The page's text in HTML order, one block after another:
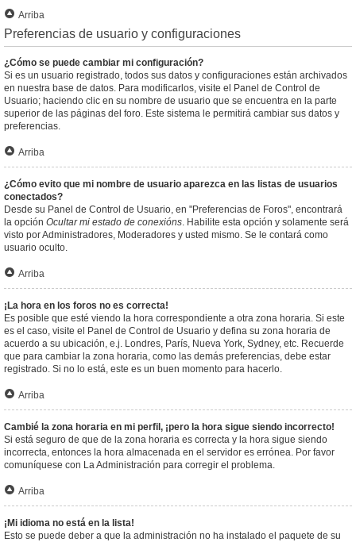
Arriba
Preferencias de usuario y configuraciones
¿Cómo se puede cambiar mi configuración?
Si es un usuario registrado, todos sus datos y configuraciones están archivados
en nuestra base de datos. Para modificarlos, visite el Panel de Control de
Usuario; haciendo clic en su nombre de usuario que se encuentra en la parte
superior de las páginas del foro. Este sistema le permitirá cambiar sus datos y
preferencias.
Arriba
¿Cómo evito que mi nombre de usuario aparezca en las listas de usuarios
conectados?
Desde su Panel de Control de Usuario, en "Preferencias de Foros", encontrará
la opción Ocultar mi estado de conexións. Habilite esta opción y solamente será
visto por Administradores, Moderadores y usted mismo. Se le contará como
usuario oculto.
Arriba
¡La hora en los foros no es correcta!
Es posible que esté viendo la hora correspondiente a otra zona horaria. Si este
es el caso, visite el Panel de Control de Usuario y defina su zona horaria de
acuerdo a su ubicación, e.j. Londres, París, Nueva York, Sydney, etc. Recuerde
que para cambiar la zona horaria, como las demás preferencias, debe estar
registrado. Si no lo está, este es un buen momento para hacerlo.
Arriba
Cambié la zona horaria en mi perfil, ¡pero la hora sigue siendo incorrecto!
Si está seguro de que de la zona horaria es correcta y la hora sigue siendo
incorrecta, entonces la hora almacenada en el servidor es errónea. Por favor
comuníquese con La Administración para corregir el problema.
Arriba
¡Mi idioma no está en la lista!
Esto se puede deber a que la administración no ha instalado el paquete de su